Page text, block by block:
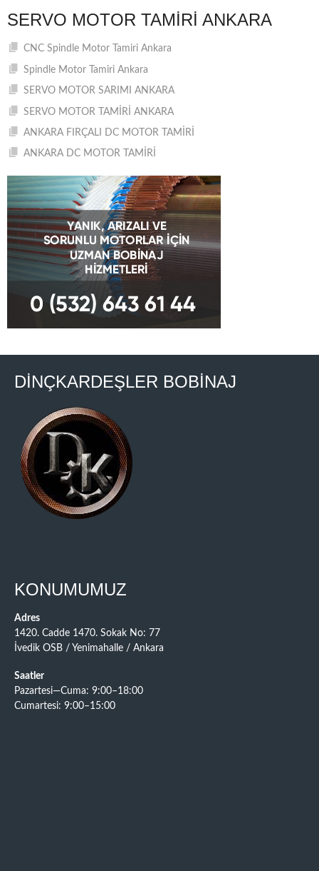
SERVO MOTOR TAMIRI ANKARA
CNC Spindle Motor Tamiri Ankara
Spindle Motor Tamiri Ankara
SERVO MOTOR SARIMI ANKARA
SERVO MOTOR TAMİRİ ANKARA
ANKARA FIRÇALI DC MOTOR TAMİRİ
ANKARA DC MOTOR TAMİRİ
DİNÇKARDEŞLER BOBİNAJ
KONUMUMUZ
Adres
1420. Cadde 1470. Sokak No: 77
İvedik OSB / Yenimahalle / Ankara
Saatler
Pazartesi—Cuma: 9:00–18:00
Cumartesi: 9:00–15:00